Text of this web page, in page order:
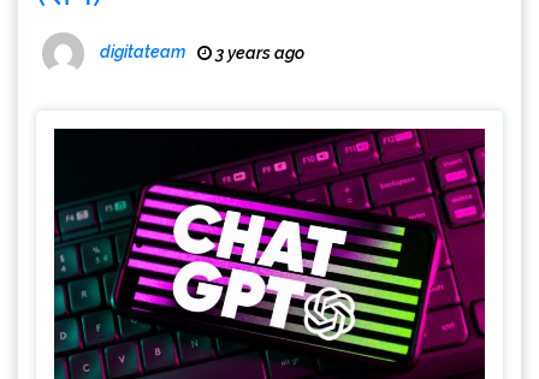
digitateam 3 years ago